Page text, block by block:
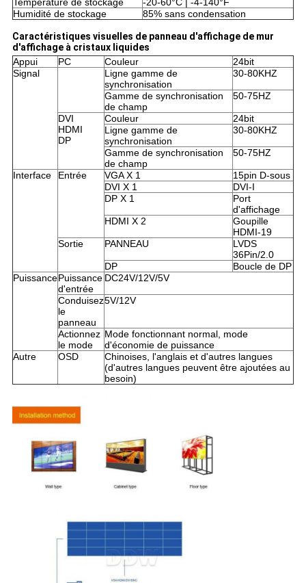
Température de stockage
-20-60°C | -4-140°F
Humidité de stockage
85% sans condensation
Caractéristiques visuelles de panneau d'affichage de mur
d'affichage à cristaux liquides
Appui
PC Couleur
24bit
Signal
Ligne gamme de
synchronisation
30-80KHZ
Gamme de synchronisation
de champ
50-75HZ
DVI
HDMI
DP
Couleur
24bit
Ligne gamme de
synchronisation
30-80KHZ
Gamme de synchronisation
de champ
50-75HZ
Interface Entrée VGA X 1
15pin D-sous
DVI X 1
DVI-I
DP X 1
Port
d'affichage
HDMI X 2
Goupille
HDMI-19
Sortie
PANNEAU
LVDS
36Pin/2.0
DP
Boucle de DP
PuissancePuissance
d'entrée
DC24V/12V/5V
Conduisez
le
panneau
5V/12V
Actionnez
le mode
Mode fonctionnant normal, mode
d'économie de puissance
Autre
OSD
Chinoises, l'anglais et d'autres langues
(d'autres langues peuvent être ajoutées au
besoin)